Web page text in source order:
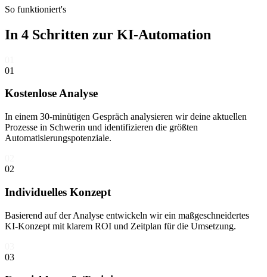
So funktioniert's
In 4 Schritten zur KI-Automation
01
Kostenlose Analyse
In einem 30-minütigen Gespräch analysieren wir deine aktuellen
Prozesse in Schwerin und identifizieren die größten
Automatisierungspotenziale.
02
Individuelles Konzept
Basierend auf der Analyse entwickeln wir ein maßgeschneidertes
KI-Konzept mit klarem ROI und Zeitplan für die Umsetzung.
03